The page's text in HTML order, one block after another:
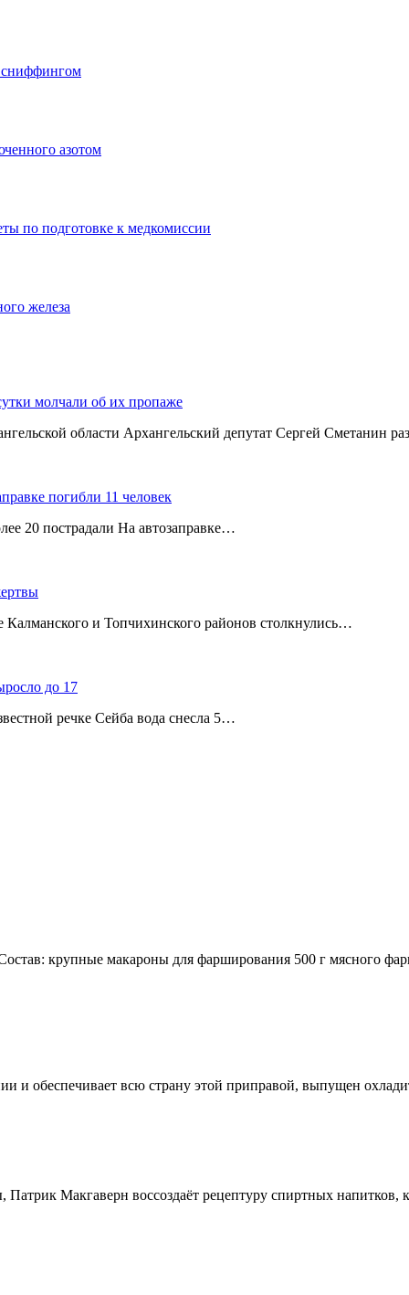
сниффингом
азотом
по подготовке к медкомиссии
железа
молчали об их пропаже
области Архангельский депутат Сергей Сметанин
погибли 11 человек
20 пострадали На автозаправке…
и Топчихинского районов столкнулись…
до 17
речке Сейба вода снесла 5…
крупные макароны для фарширования 500 г мясного
и обеспечивает всю страну этой приправой, выпущен
Макгаверн воссоздаёт рецептуру спиртных